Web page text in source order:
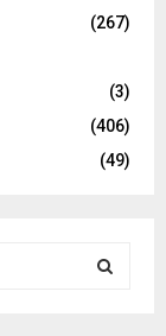
(267)
(3)
(406)
(49)